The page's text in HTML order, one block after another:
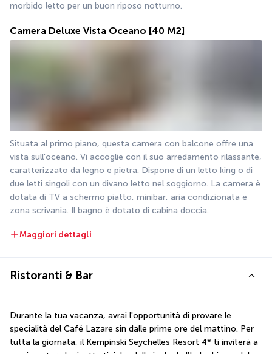
morbido letto per un buon riposo notturno.
Camera Deluxe Vista Oceano [40 M2]
Situata al primo piano, questa camera con balcone offre una
vista sull'oceano. Vi accoglie con il suo arredamento rilassante,
caratterizzato da legno e pietra. Dispone di un letto king o di
due letti singoli con un divano letto nel soggiorno. La camera è
dotata di TV a schermo piatto, minibar, aria condizionata e
zona scrivania. Il bagno è dotato di cabina doccia.
Maggiori dettagli
Ristoranti & Bar
Durante la tua vacanza, avrai l'opportunità di provare le
specialità del Café Lazare sin dalle prime ore del mattino. Per
tutta la giornata, il Kempinski Seychelles Resort 4* ti inviterà a